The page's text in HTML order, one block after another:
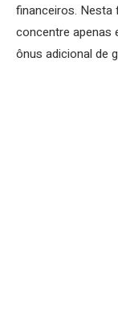
financeiros. Nesta
concentre apenas
ônus adicional de